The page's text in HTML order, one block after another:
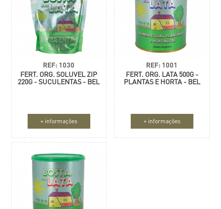
REF: 1030
FERT. ORG. SOLUVEL ZIP
220G - SUCULENTAS - BEL
+ informações
REF: 1001
FERT. ORG. LATA 500G -
PLANTAS E HORTA - BEL
+ informações